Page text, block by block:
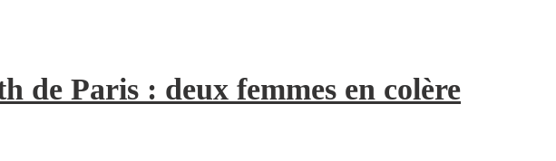
de Paris : deux femmes en colère